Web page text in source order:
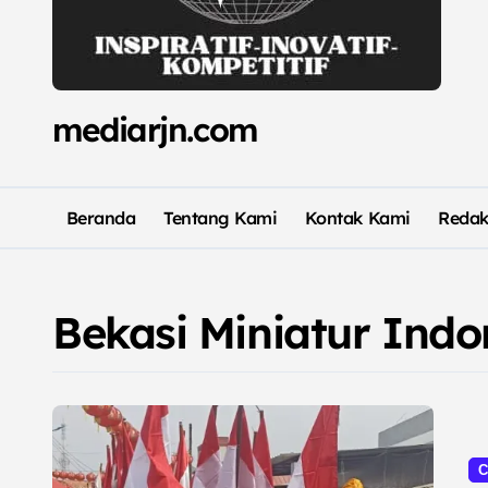
mediarjn.com
Beranda Tentang Kami Kontak Kami
Bekasi Miniatur